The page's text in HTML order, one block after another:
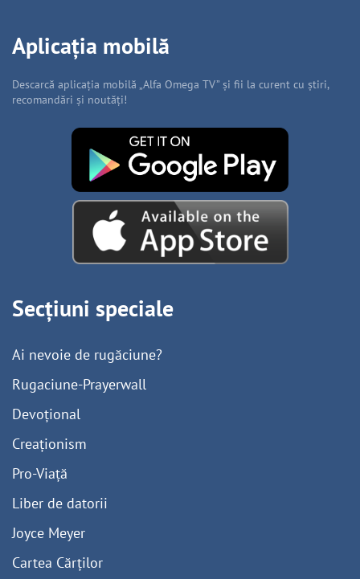
Aplicația mobilă
Descarcă aplicația mobilă „Alfa Omega TV” și fii la curent cu știri,
recomandări și noutăți!
Secțiuni speciale
Ai nevoie de rugăciune?
Rugaciune-Prayerwall
Devoțional
Creaționism
Pro-Viață
Liber de datorii
Joyce Meyer
Cartea Cărților